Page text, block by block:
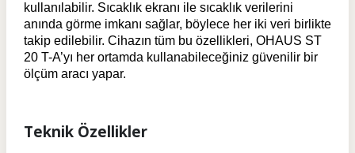
kullanılabilir. Sıcaklık ekranı ile sıcaklık verilerini
anında görme imkanı sağlar, böylece her iki veri birlikte
takip edilebilir. Cihazın tüm bu özellikleri, OHAUS ST
20 T-A’yı her ortamda kullanabileceğiniz güvenilir bir
ölçüm aracı yapar.
Teknik Özellikler